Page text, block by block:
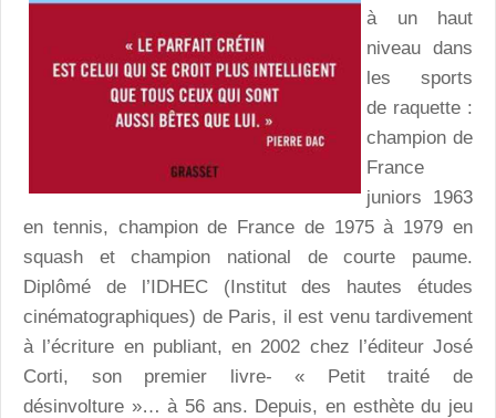
à un haut
niveau dans
les sports
de raquette :
champion de
France
juniors 1963
en tennis, champion de France de 1975 à 1979 en
squash et champion national de courte paume.
Diplômé de l’IDHEC (Institut des hautes études
cinématographiques) de Paris, il est venu tardivement
à l’écriture en publiant, en 2002 chez l’éditeur José
Corti, son premier livre- « Petit traité de
désinvolture »… à 56 ans. Depuis, en esthète du jeu